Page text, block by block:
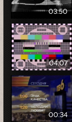
03:50
04:07
00:34